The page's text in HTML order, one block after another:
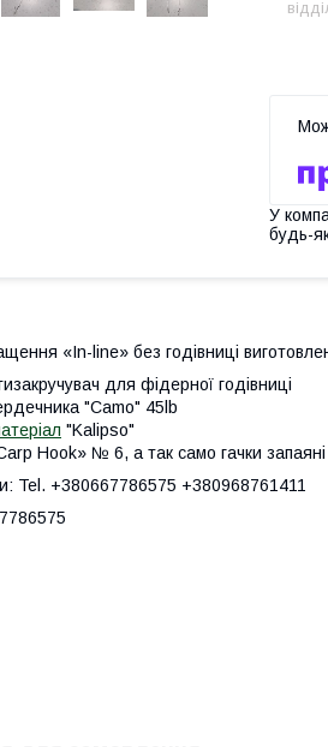
У
будь-
«In-line» без годівниці
для фідерної годівниці
"Camo" 45lb
"Kalipso"
Hook» № 6, а так само гачки
Tel. +380667786575 +380968761411